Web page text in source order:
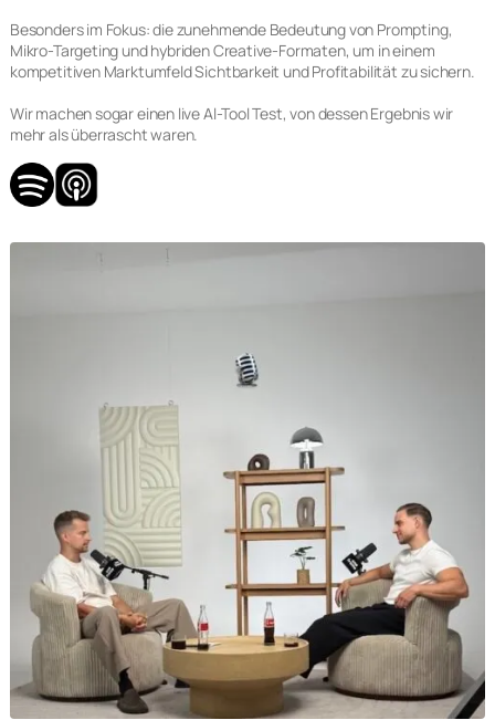
Besonders im Fokus: die zunehmende Bedeutung von Prompting,
Mikro-Targeting und hybriden Creative-Formaten, um in einem
kompetitiven Marktumfeld Sichtbarkeit und Profitabilität zu sichern.
Wir machen sogar einen live Al-Tool Test, von dessen Ergebnis wir
mehr als überrascht waren.